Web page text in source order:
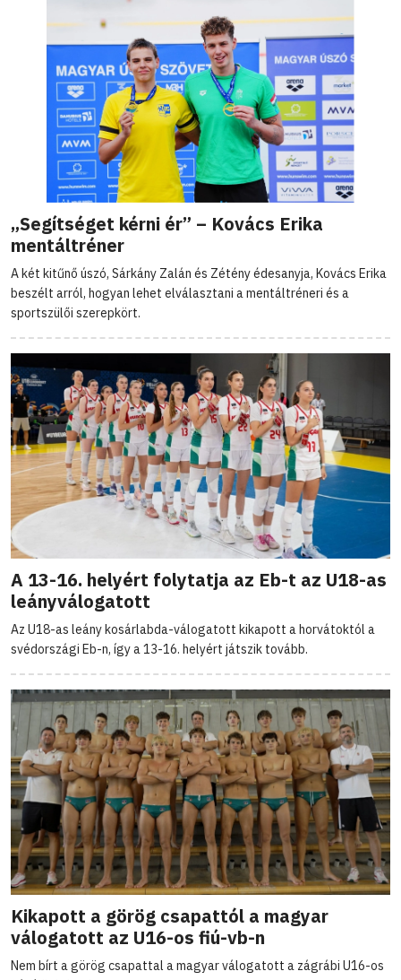
„Segítséget kérni ér” – Kovács Erika
mentáltréner
A két kitűnő úszó, Sárkány Zalán és Zétény édesanyja, Kovács Erika
beszélt arról, hogyan lehet elválasztani a mentáltréneri és a
sportszülői szerepkört.
A 13-16. helyért folytatja az Eb-t az U18-as
leányválogatott
Az U18-as leány kosárlabda-válogatott kikapott a horvátoktól a
svédországi Eb-n, így a 13-16. helyért játszik tovább.
Kikapott a görög csapattól a magyar
válogatott az U16-os fiú-vb-n
Nem bírt a görög csapattal a magyar válogatott a zágrábi U16-os